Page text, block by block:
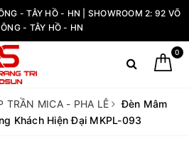
- TÂY HỒ - HN | SHOWROOM 2: 92 VÕ
- TÂY HỒ - HN
0
TRẦN MICA - PHA LÊ
Đèn Mâm
Khách Hiện Đại MKPL-093